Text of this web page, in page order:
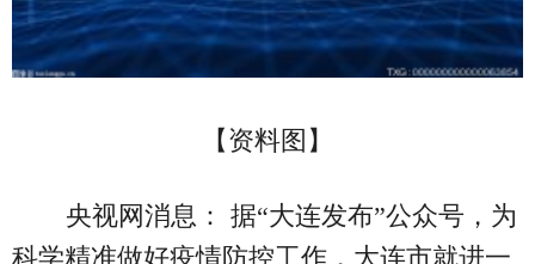
【资料图】
央视网消息： 据“大连发布”公众号，为
科学精准做好疫情防控工作，大连市就进一